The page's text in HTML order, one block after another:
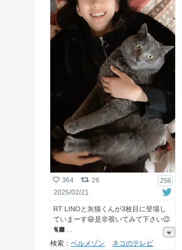
364 26
JS6
2025/02/21
RT LINOと灰猫くんが3枚目に登場し
ていまーす😆是非覗いてみて下さい😉
🐈‍⬛
検索： ベルメゾン ネコのテレビ